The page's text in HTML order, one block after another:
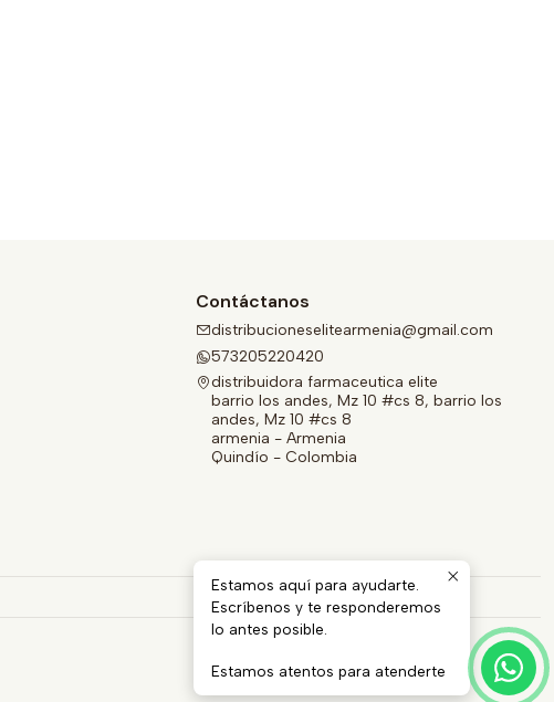
Contáctanos
distribucioneselitearmenia@gmail.com
573205220420
distribuidora farmaceutica elite
barrio los andes, Mz 10 #cs 8, barrio los
andes, Mz 10 #cs 8
armenia - Armenia
Quindío - Colombia
Estamos aquí para ayudarte.
Escríbenos y te responderemos
lo antes posible.
Estamos atentos para atenderte